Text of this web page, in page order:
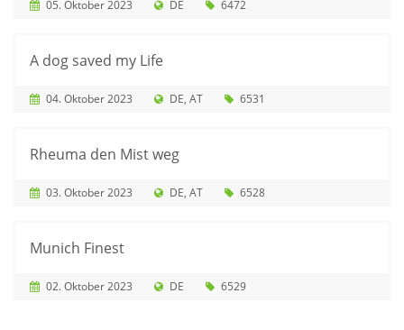
05. Oktober 2023 DE 6472
A dog saved my Life
04. Oktober 2023 DE AT 6531
Rheuma den Mist weg
03. Oktober 2023 DE AT 6528
Munich Finest
02. Oktober 2023 DE 6529